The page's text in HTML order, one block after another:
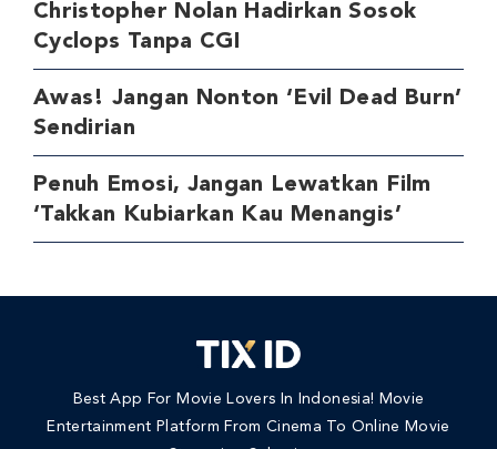
Christopher Nolan Hadirkan Sosok
Cyclops Tanpa CGI
Awas! Jangan Nonton ‘Evil Dead Burn’
Sendirian
Penuh Emosi, Jangan Lewatkan Film
‘Takkan Kubiarkan Kau Menangis’
Best App For Movie Lovers In Indonesia! Movie
Entertainment Platform From Cinema To Online Movie